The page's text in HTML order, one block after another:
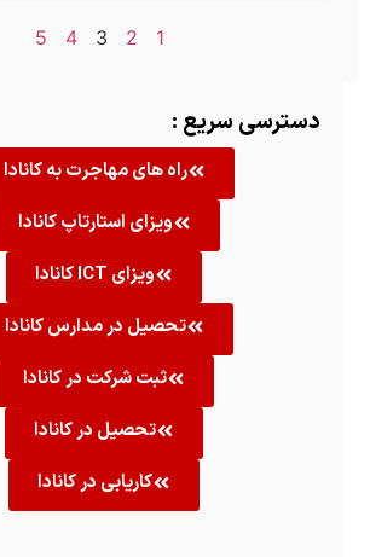
دسترسی سریع :
راه های مهاجرت به کانادا
ویزای استارتاپ کانادا
ویزای ICT کانادا
تحصیل در مدارس کانادا
ثبت شرکت در کانادا
تحصیل در کانادا
کاریابی در کانادا
1
2
3
4
5